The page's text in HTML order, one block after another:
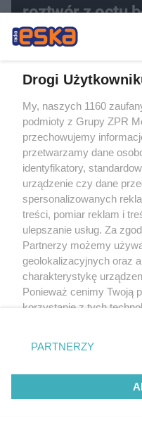
roztwór z octu
odstraszy
ZOBACZ WIĘCEJ
Drogi
My, naszych 1160
podmioty z Grupy ZPR
przechowujemy
przetwarzamy dane
identyfikatory,
urządzenie czy dane
spersonalizowanych
treści, pomiar reklam i
ulepszanie usług. Za
Partnerzy możemy
geolokalizacyjnych oraz
charakterystykę
Ponieważ cenimy Twoją
korzystanie z tych
zmienić/wycofać klikając
znajdujący się w lewym
rodzaje przetwarzania
użytkownika, ale masz
przetwarzaniu.
PARTNERZY